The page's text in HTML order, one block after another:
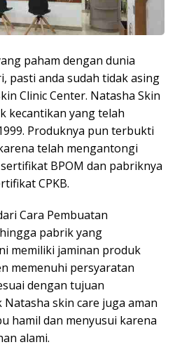
paham dengan dunia
pasti anda sudah tidak asing
Clinic Center. Natasha Skin
kecantikan yang telah
Produknya pun terbukti
telah mengantongi
BPOM dan pabriknya
CPKB.
Cara Pembuatan
pabrik yang
memiliki jaminan produk
memenuhi persyaratan
dengan tujuan
skin care juga aman
hamil dan menyusui karena
alami.